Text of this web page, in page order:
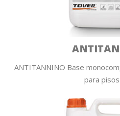
ANTITANNINO Base
para